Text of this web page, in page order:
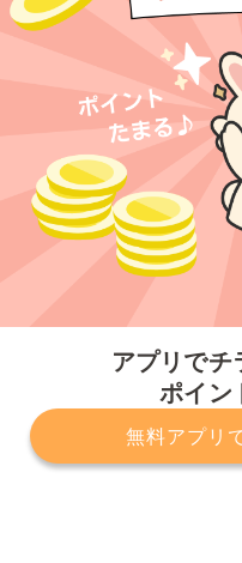
アプリでチ
ポイン
無料アプリ
プライバシーポリシ
サービスに関してのお問